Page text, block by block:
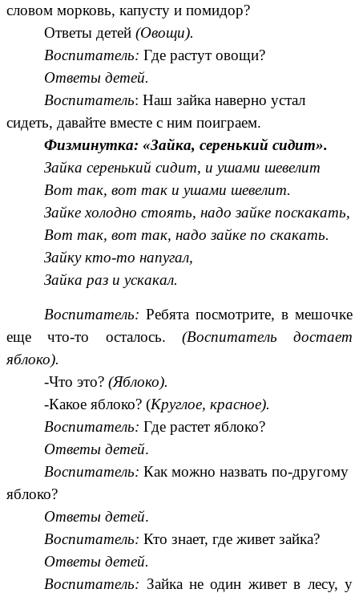
словом морковь, капусту и помидор?
Ответы детей(Овощи).
Воспитатель: Где растут овощи?
Ответы детей.
Воспитатель: Наш зайка наверно устал
сидеть, давайте вместе с ним поиграем.
Физминутка: «Зайка, серенький сидит».
Зайка серенький сидит, и ушами шевелит
Вот так, вот так и ушами шевелит.
Зайке холодно стоять, надо зайке поскакать,
Вот так, вот так, надо зайке по скакать.
Зайку кто-то напугал,
Зайка раз и ускакал.
Воспитатель: Ребята посмотрите, в мешочке
еще что-то осталось. (Воспитатель достает
яблоко).
-Что это?(Яблоко).
-Какое яблоко? (Круглое, красное).
Воспитатель:Где растет яблоко?
Ответы детей.
Воспитатель:Как можно назвать по-другому
яблоко?
Ответы детей.
Воспитатель: Кто знает, где живет зайка?
Ответы детей.
Воспитатель: Зайка не один живет в лесу, у